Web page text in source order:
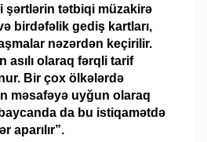
şərtlərin tətbiqi müzakirə
birdəfəlik gediş kartları,
nəzərdən keçirilir.
asılı olaraq fərqli tarif
Bir çox ölkələrdə
məsafəyə uyğun olaraq
da bu istiqamətdə
aparılır”.